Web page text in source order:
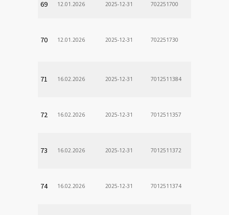
69 12.01.2026 2025-12-31 702251700
70 12.01.2026 2025-12-31 702251730
71 16.02.2026 2025-12-31 7012511384
72 16.02.2026 2025-12-31 7012511357
73 16.02.2026 2025-12-31 7012511372
74 16.02.2026 2025-12-31 7012511374